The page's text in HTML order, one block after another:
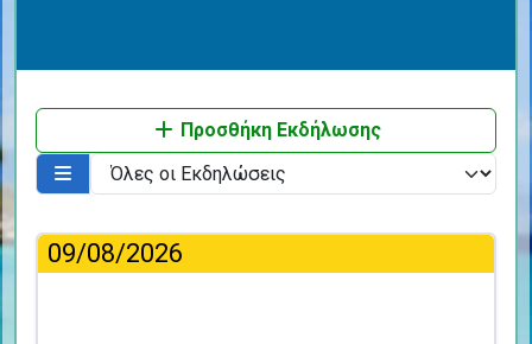
Προσθήκη Εκδήλωσης
09/08/2026